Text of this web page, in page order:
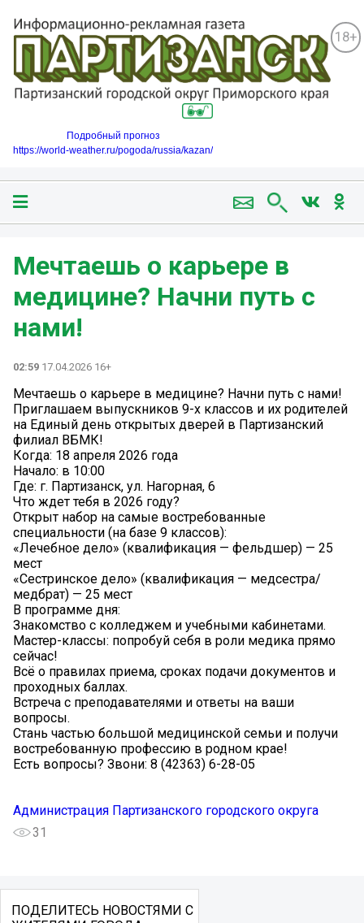
18+
Подробный прогноз
https://world-weather.ru/pogoda/russia/kazan/
Мечтаешь о карьере в
медицине? Начни путь с
нами!
02:59 17.04.2026 16+
Мечтаешь о карьере в медицине? Начни путь с нами!
Приглашаем выпускников 9-х классов и их родителей
на Единый день открытых дверей в Партизанский
филиал ВБМК!
Когда: 18 апреля 2026 года
Начало: в 10:00
Где: г. Партизанск, ул. Нагорная, 6
Что ждет тебя в 2026 году?
Открыт набор на самые востребованные
специальности (на базе 9 классов):
«Лечебное дело» (квалификация — фельдшер) — 25
мест
«Сестринское дело» (квалификация — медсестра/
медбрат) — 25 мест
В программе дня:
Знакомство с колледжем и учебными кабинетами.
Мастер-классы: попробуй себя в роли медика прямо
сейчас!
Всё о правилах приема, сроках подачи документов и
проходных баллах.
Встреча с преподавателями и ответы на ваши
вопросы.
Стань частью большой медицинской семьи и получи
востребованную профессию в родном крае! ️
Есть вопросы? Звони: 8 (42363) 6-28-05
Администрация Партизанского городского округа
31
ПОДЕЛИТЕСЬ НОВОСТЯМИ С